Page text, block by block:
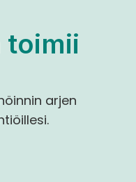
toimii
arjen